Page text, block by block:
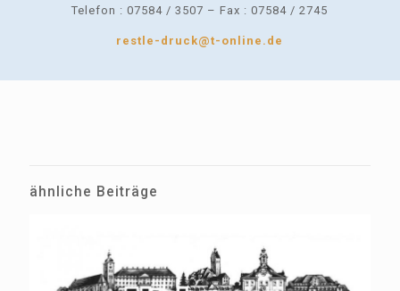
Telefon : 07584 / 3507 – Fax : 07584 / 2745
restle-druck@t-online.de
ähnliche Beiträge